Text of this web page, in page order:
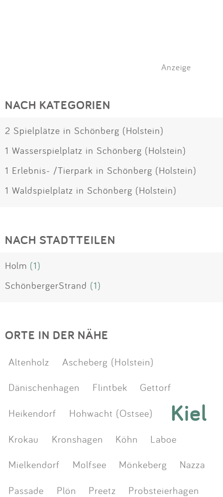
Anzeige
NACH KATEGORIEN
2 Spielplätze in Schönberg (Holstein)
1 Wasserspielplatz in Schönberg (Holstein)
1 Erlebnis- /Tierpark in Schönberg (Holstein)
1 Waldspielplatz in Schönberg (Holstein)
NACH STADTTEILEN
Holm (1)
SchönbergerStrand (1)
ORTE IN DER NÄHE
Altenholz
Ascheberg (Holstein)
Dänischenhagen
Flintbek
Gettorf
Heikendorf
Hohwacht (Ostsee) Kiel
Krokau Kronshagen Köhn
Laboe
Mielkendorf
Molfsee Mönkeberg
Nazza
Passade
Plön Preetz
Probsteierhagen